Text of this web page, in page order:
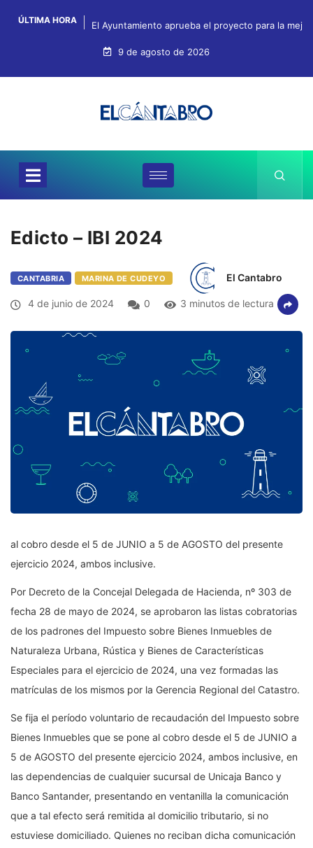
ÚLTIMA HORA El Ayuntamiento aprueba el proyecto para la
9 de agosto de 2026
Edicto – IBI 2024
CANTABRIA MARINA DE CUDEYO El Cantabro
4 de junio de 2024 0 3 minutos de lectura
al cobro desde el 5 de JUNIO a 5 de AGOSTO del presente
ejercicio 2024, ambos inclusive.
Por Decreto de la Concejal Delegada de Hacienda, nº 303 de
fecha 28 de mayo de 2024, se aprobaron las listas cobratorias
de los padrones del Impuesto sobre Bienes Inmuebles de
Naturaleza Urbana, Rústica y Bienes de Características
Especiales para el ejercicio de 2024, una vez formadas las
matrículas de los mismos por la Gerencia Regional del Catastro.
Se fija el período voluntario de recaudación del Impuesto sobre
Bienes Inmuebles que se pone al cobro desde el 5 de JUNIO a
5 de AGOSTO del presente ejercicio 2024, ambos inclusive, en
las dependencias de cualquier sucursal de Unicaja Banco y
Banco Santander, presentando en ventanilla la comunicación
que a tal efecto será remitida al domicilio tributario, si no
estuviese domiciliado. Quienes no reciban dicha comunicación